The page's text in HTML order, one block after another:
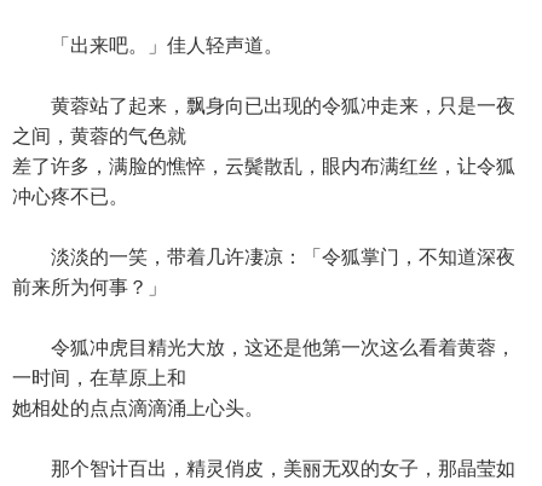
「出来吧。」佳人轻声道。
黄蓉站了起来，飘身向已出现的令狐冲走来，只是一夜
之间，黄蓉的气色就
差了许多，满脸的憔悴，云鬓散乱，眼内布满红丝，让令狐
冲心疼不已。
淡淡的一笑，带着几许凄凉：「令狐掌门，不知道深夜
前来所为何事？」
令狐冲虎目精光大放，这还是他第一次这么看着黄蓉，
一时间，在草原上和
她相处的点点滴滴涌上心头。
那个智计百出，精灵俏皮，美丽无双的女子，那晶莹如